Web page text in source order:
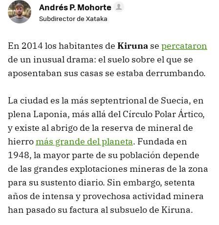
Andrés P. Mohorte
Subdirector de Xataka
En 2014 los habitantes de Kiruna se percataron
de un inusual drama: el suelo sobre el que se
aposentaban sus casas se estaba derrumbando.
La ciudad es la más septentrional de Suecia, en
plena Laponia, más allá del Círculo Polar Ártico,
y existe al abrigo de la reserva de mineral de
hierromás grande del planeta. Fundada en
1948, la mayor parte de su población depende
de las grandes explotaciones mineras de la zona
para su sustento diario. Sin embargo, setenta
años de intensa y provechosa actividad minera
han pasado su factura al subsuelo de Kiruna.